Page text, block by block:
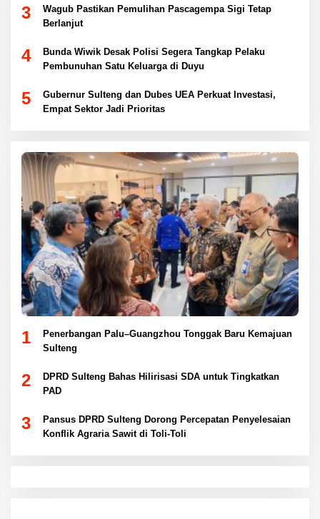
3
Wagub Pastikan Pemulihan Pascagempa Sigi Tetap
Berlanjut
4
Bunda Wiwik Desak Polisi Segera Tangkap Pelaku
Pembunuhan Satu Keluarga di Duyu
5
Gubernur Sulteng dan Dubes UEA Perkuat Investasi,
Empat Sektor Jadi Prioritas
1
Penerbangan Palu–Guangzhou Tonggak Baru Kemajuan
Sulteng
2
DPRD Sulteng Bahas Hilirisasi SDA untuk Tingkatkan
PAD
3
Pansus DPRD Sulteng Dorong Percepatan Penyelesaian
Konflik Agraria Sawit di Toli-Toli